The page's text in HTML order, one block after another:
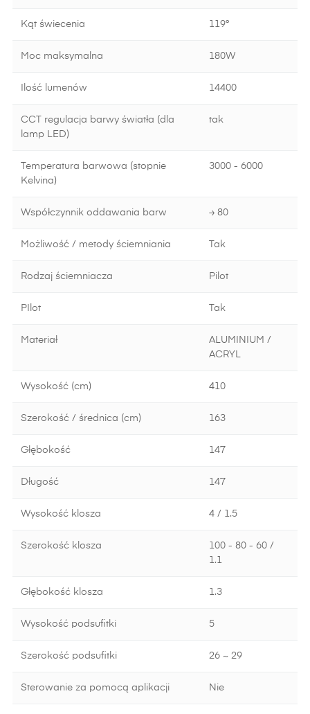
Kąt świecenia 119°
Moc maksymalna 180W
Ilość lumenów 14400
CCT regulacja barwy światła (dla
lamp LED)
tak
Temperatura barwowa (stopnie
Kelvina)
3000 - 6000
Współczynnik oddawania barw ≥ 80
Możliwość / metody ściemniania Tak
Rodzaj ściemniacza Pilot
PIlot Tak
Materiał
ALUMINIUM /
ACRYL
Wysokość (cm) 410
Szerokość / średnica (cm) 163
Głębokość 147
Długość 147
Wysokość klosza 4 / 1.5
Szerokość klosza
100 - 80 - 60 /
1.1
Głębokość klosza 1.3
Wysokość podsufitki 5
Szerokość podsufitki 26 ~ 29
Sterowanie za pomocą aplikacji Nie